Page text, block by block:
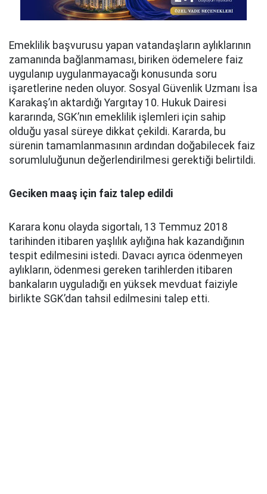
Emeklilik başvurusu yapan vatandaşların aylıklarının
zamanında bağlanmaması, biriken ödemelere faiz
uygulanıp uygulanmayacağı konusunda soru
işaretlerine neden oluyor. Sosyal Güvenlik Uzmanı İsa
Karakaş’ın aktardığı Yargıtay 10. Hukuk Dairesi
kararında, SGK’nın emeklilik işlemleri için sahip
olduğu yasal süreye dikkat çekildi. Kararda, bu
sürenin tamamlanmasının ardından doğabilecek faiz
sorumluluğunun değerlendirilmesi gerektiği belirtildi.
Geciken maaş için faiz talep edildi
Karara konu olayda sigortalı, 13 Temmuz 2018
tarihinden itibaren yaşlılık aylığına hak kazandığının
tespit edilmesini istedi. Davacı ayrıca ödenmeyen
aylıkların, ödenmesi gereken tarihlerden itibaren
bankaların uyguladığı en yüksek mevduat faiziyle
birlikte SGK’dan tahsil edilmesini talep etti.